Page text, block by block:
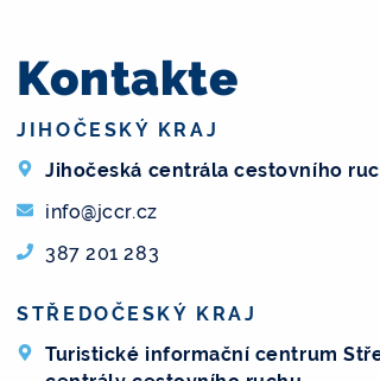
Kontakte
JIHOČESKÝ KRAJ
Jihočeská centrála cestovního
info@jccr.cz
387 201 283
STŘEDOČESKÝ KRAJ
Turistické informační centrum